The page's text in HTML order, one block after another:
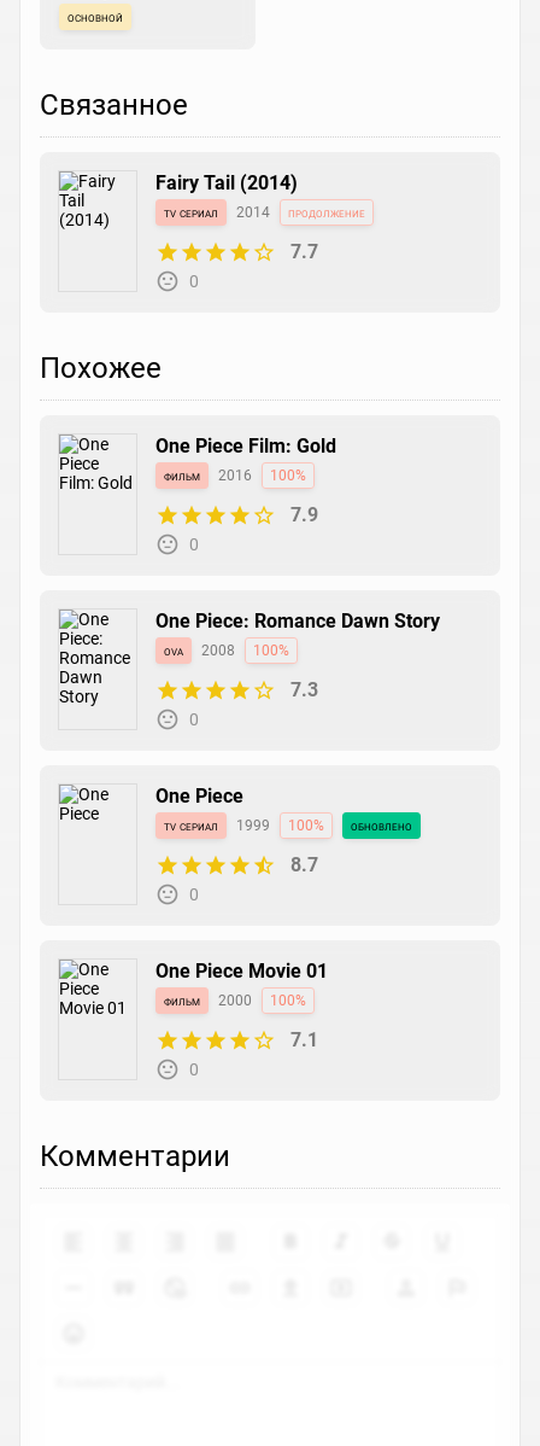
основной
Связанное
Fairy Tail (2014)
tv сериал 2014 продолжение
7.7
0
Похожее
One Piece Film: Gold
фильм 2016 100%
7.9
0
One Piece: Romance Dawn Story
ova 2008 100%
7.3
0
One Piece
tv сериал 1999 100% обновлено
8.7
0
One Piece Movie 01
фильм 2000 100%
7.1
0
Комментарии